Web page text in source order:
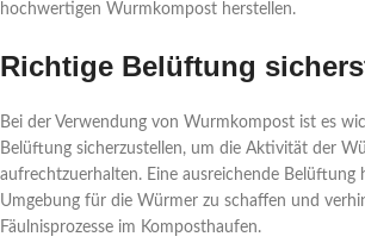
hochwertigen Wurmkompost herstellen.
Richtige Belüftung
Bei der Verwendung von Wurmkompost ist es
Belüftung sicherzustellen, um die Aktivität der
aufrechtzuerhalten. Eine ausreichende Belüftung
Umgebung für die Würmer zu schaffen und
Fäulnisprozesse im Komposthaufen.